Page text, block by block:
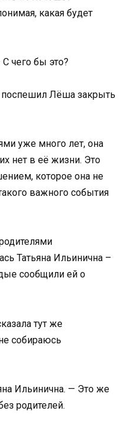
какая будет
чего бы это?
Лёша закрыть
уже много лет, она
нет в её жизни. Это
которое она не
важного события
Татьяна Ильинична –
сообщили ей о
тут же
собираюсь
Ильинична. — Это же
родителей.